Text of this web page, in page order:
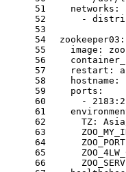
51
52
53
54
55
56
57
58
59
60
61
62
63
64
65
66
networks:
-
zookeeper03:
image:
restart:
hostname:
ports:
-
2183
TZ: